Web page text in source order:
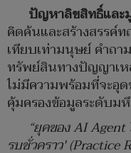
ปัญหาลิขสิทธิ์และ
คิดค้นและสร้างสรรค์
เทียบเท่ามนุษย์ คำถา
ทรัพย์สินทางปัญญาเ
ไม่มีความพร้อมที่จะอุ
คุ้มครองข้อมูลระดับม
“ยุคของAI Agent
รบชั่วคราว' (Practice